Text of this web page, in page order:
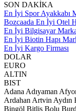
SON DAKİKA
En İyi Spor Ayakkabı
Bozcaada En İyi Otel
En İyi Bilgisayar
En İyi Biotin Hapı
En İyi Kargo Firması
DOLAR
EURO
ALTIN
BIST
Adana Adıyaman
Ardahan Artvin Aydın
Bingöl Bitlis Bolu